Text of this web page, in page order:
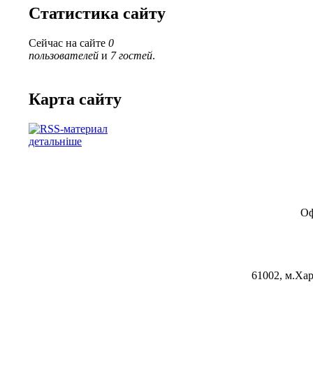
Статистика сайту
Сейчас на сайте 0
пользователей и 7 гостей.
Карта сайту
детальніше
61002,